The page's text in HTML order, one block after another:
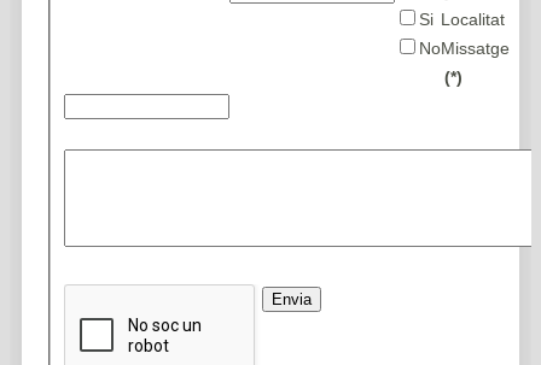
Si
No
Localitat
Missatge
(*)
Envia